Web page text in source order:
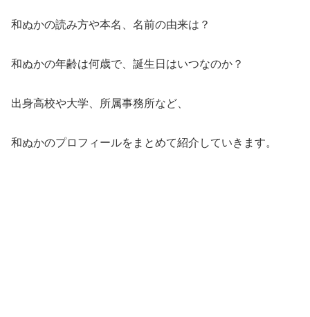
和ぬかの読み方や本名、名前の由来は？
和ぬかの年齢は何歳で、誕生日はいつなのか？
出身高校や大学、所属事務所など、
和ぬかのプロフィールをまとめて紹介していきます。